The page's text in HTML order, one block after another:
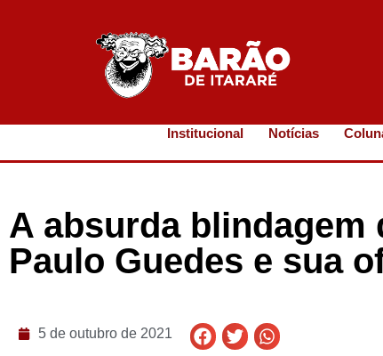
Institucional Notícias
A absurda blindagem
Paulo Guedes e sua
5 de outubro de 2021